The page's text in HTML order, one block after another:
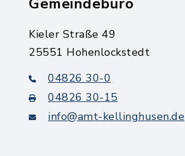
Kieler Straße 49
25551 Hohenlockstedt
04826 30-0
04826 30-15
info@amt-kellinghusen.de